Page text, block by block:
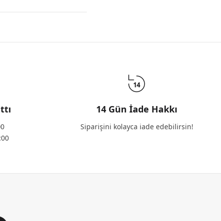
14
14 Gün İade Hakkı
Siparişini kolayca iade edebilirsin!